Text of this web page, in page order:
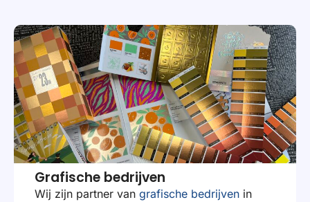
Grafische bedrijven
Wij zijn partner van grafische bedrijven in